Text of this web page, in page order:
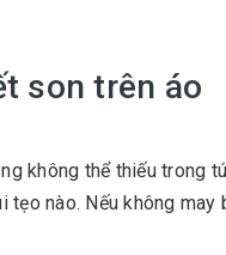
son trên áo
không thể thiếu trong
tẹo nào. Nếu không